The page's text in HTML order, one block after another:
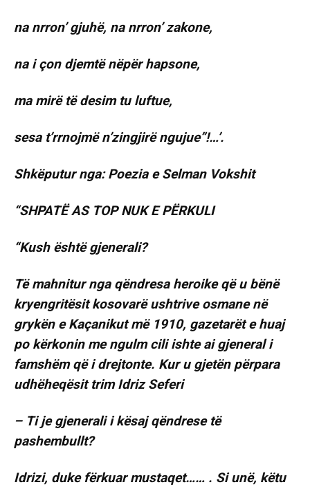
na nrron’ gjuhë, na nrron’ zakone,
na i çon djemtë nëpër hapsone,
ma mirë të desim tu luftue,
sesa t’rrnojmë n’zingjirë ngujue”!…’.
Shkëputur nga: Poezia e Selman Vokshit
“SHPATË AS TOP NUK E PËRKULI
“Kush është gjenerali?
Të mahnitur nga qëndresa heroike që u bënë
kryengritësit kosovarë ushtrive osmane në
grykën e Kaçanikut më 1910, gazetarët e huaj
po kërkonin me ngulm cili ishte ai gjeneral i
famshëm që i drejtonte. Kur u gjetën përpara
udhëheqësit trim Idriz Seferi
– Ti je gjenerali i kësaj qëndrese të
pashembullt?
Idrizi, duke fërkuar mustaqet…… . Si unë, këtu